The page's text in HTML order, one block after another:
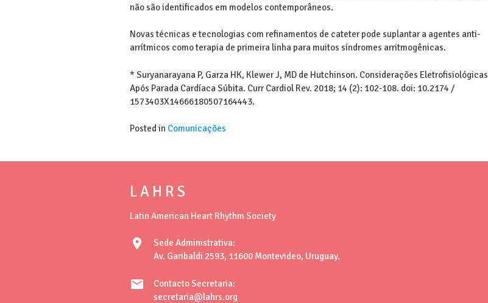
não são identificados em modelos contemporâneos.
Novas técnicas e tecnologias com refinamentos de cateter pode suplantar a agentes anti-
arrítmicos como terapia de primeira linha para muitos síndromes arritmogênicas.
* Suryanarayana P, Garza HK, Klewer J, MD de Hutchinson. Considerações Eletrofisiológicas
Após Parada Cardíaca Súbita. Curr Cardiol Rev. 2018; 14 (2): 102-108. doi: 10.2174 /
1573403X14666180507164443.
Posted in Comunicações
L A H R S
Latin American Heart Rhythm Society
location_on
Sede Administrativa:
Av. Garibaldi 2593, 11600 Montevideo, Uruguay.
mail
Contacto Secretaria:
secretaria@lahrs.org